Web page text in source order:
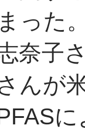
った
奈子
んが